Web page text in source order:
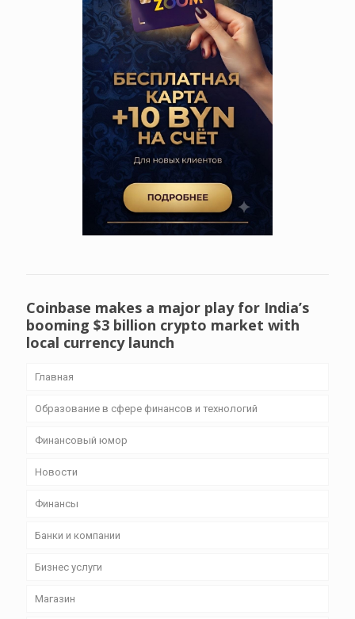
Coinbase makes a major play for India’s
booming $3 billion crypto market with
local currency launch
Главная
Образование в сфере финансов и технологий
Финансовый юмор
Новости
Финансы
Банки и компании
Бизнес уcлуги
Магазин